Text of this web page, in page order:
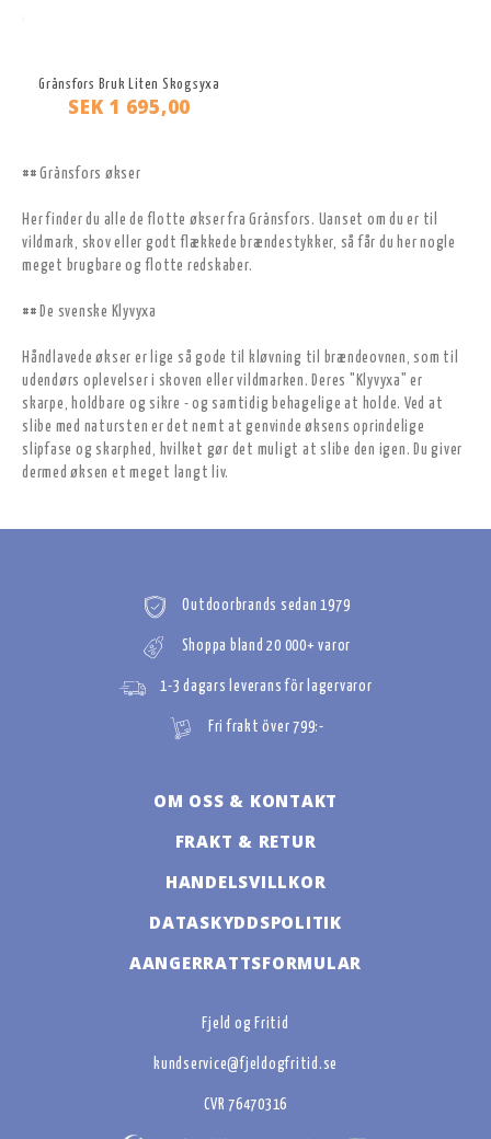
Gränsfors Bruk Liten Skogsyxa
SEK 1 695,00
## Gränsfors økser
Her finder du alle de flotte økser fra Gränsfors. Uanset om du er til
vildmark, skov eller godt flækkede brændestykker, så får du her nogle
meget brugbare og flotte redskaber.
## De svenske Klyvyxa
Håndlavede økser er lige så gode til kløvning til brændeovnen, som til
udendørs oplevelser i skoven eller vildmarken. Deres "Klyvyxa" er
skarpe, holdbare og sikre - og samtidig behagelige at holde. Ved at
slibe med natursten er det nemt at genvinde øksens oprindelige
slipfase og skarphed, hvilket gør det muligt at slibe den igen. Du giver
dermed øksen et meget langt liv.
Outdoorbrands sedan 1979
Shoppa bland 20 000+ varor
1-3 dagars leverans för lagervaror
Fri frakt över 799:-
OM OSS & KONTAKT
FRAKT & RETUR
HANDELSVILLKOR
DATASKYDDSPOLITIK
AANGERRATTSFORMULAR
Fjeld og Fritid
kundservice@fjeldogfritid.se
CVR 76470316